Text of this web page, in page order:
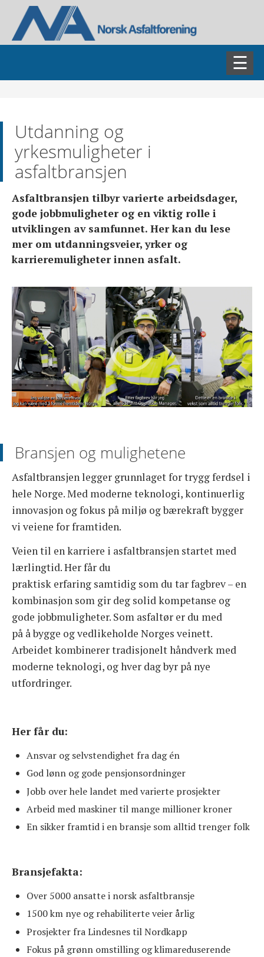
ASFALTDAGEN
FAGSEMINARER
FAGGRUPPER
BLI MEDLEM
Utdanning og
yrkesmuligheter i
asfaltbransjen
Asfaltbransjen tilbyr varierte arbeidsdager,
gode jobbmuligheter og en viktig rolle i
utviklingen av samfunnet. Her kan du lese
mer om utdanningsveier, yrker og
karrieremuligheter innen asfalt.
Bransjen og mulighetene
Asfaltbransjen legger grunnlaget for trygg ferdsel i
hele Norge. Med moderne teknologi, kontinuerlig
innovasjon og fokus på miljø og bærekraft bygger
vi veiene for framtiden.
Veien til en karriere i asfaltbransjen startet med
lærlingtid. Her får du
praktisk erfaring samtidig som du tar fagbrev – en
kombinasjon som gir deg solid kompetanse og
gode jobbmuligheter. Som asfaltør er du med
på å bygge og vedlikeholde Norges veinett.
Arbeidet kombinerer tradisjonelt håndverk med
moderne teknologi, og hver dag byr på nye
utfordringer.
Her får du:
Ansvar og selvstendighet fra dag én
God lønn og gode pensjonsordninger
Jobb over hele landet med varierte prosjekter
Arbeid med maskiner til mange millioner kroner
En sikker framtid i en bransje som alltid trenger folk
Bransjefakta:
Over 5000 ansatte i norsk asfaltbransje
1500 km nye og rehabiliterte veier årlig
Prosjekter fra Lindesnes til Nordkapp
Fokus på grønn omstilling og klimareduserende